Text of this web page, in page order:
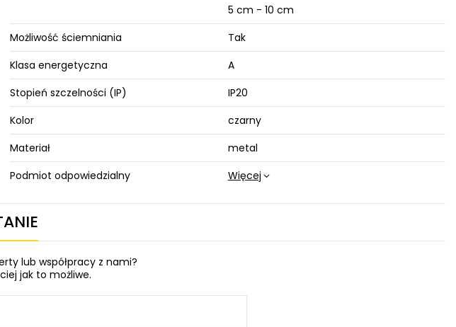
5 cm - 10 cm
Możliwość ściemniania
Tak
Klasa energetyczna
A
Stopień szczelności (IP)
IP20
Kolor
czarny
Materiał
metal
Podmiot odpowiedzialny
Więcej
lub współpracy z nami?
jak to możliwe.